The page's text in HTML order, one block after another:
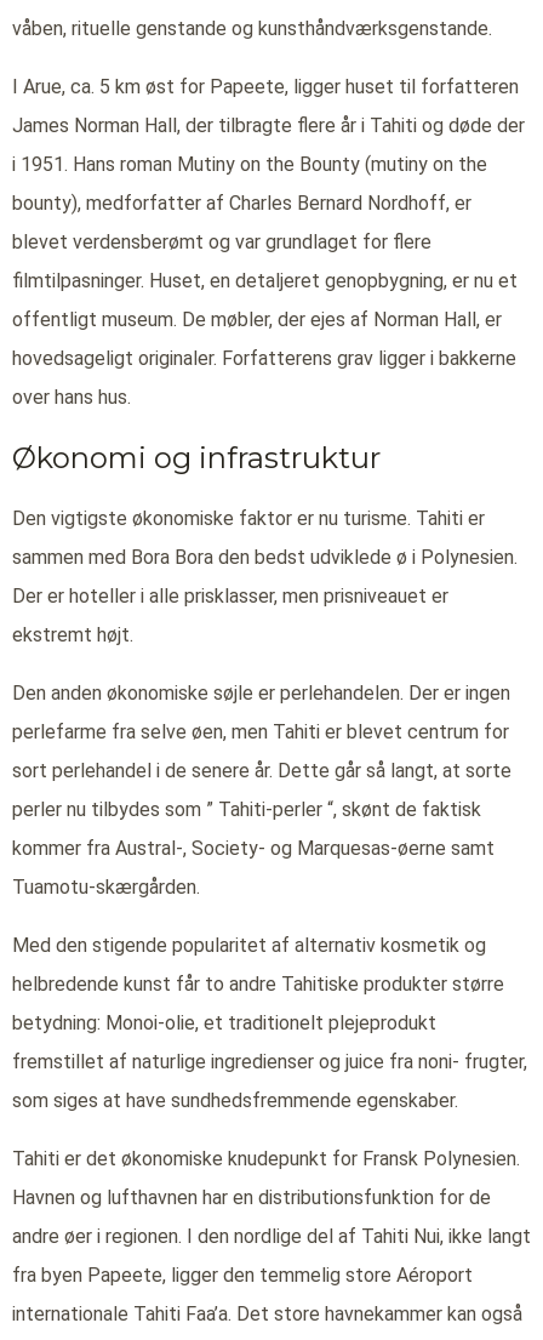
våben, rituelle genstande og kunsthåndværksgenstande.
I Arue, ca. 5 km øst for Papeete, ligger huset til forfatteren
James Norman Hall, der tilbragte flere år i Tahiti og døde der
i 1951. Hans roman Mutiny on the Bounty (mutiny on the
bounty), medforfatter af Charles Bernard Nordhoff, er
blevet verdensberømt og var grundlaget for flere
filmtilpasninger. Huset, en detaljeret genopbygning, er nu et
offentligt museum. De møbler, der ejes af Norman Hall, er
hovedsageligt originaler. Forfatterens grav ligger i bakkerne
over hans hus.
Økonomi og infrastruktur
Den vigtigste økonomiske faktor er nu turisme. Tahiti er
sammen med Bora Bora den bedst udviklede ø i Polynesien.
Der er hoteller i alle prisklasser, men prisniveauet er
ekstremt højt.
Den anden økonomiske søjle er perlehandelen. Der er ingen
perlefarme fra selve øen, men Tahiti er blevet centrum for
sort perlehandel i de senere år. Dette går så langt, at sorte
perler nu tilbydes som ” Tahiti-perler “, skønt de faktisk
kommer fra Austral-, Society- og Marquesas-øerne samt
Tuamotu-skærgården.
Med den stigende popularitet af alternativ kosmetik og
helbredende kunst får to andre Tahitiske produkter større
betydning: Monoi-olie, et traditionelt plejeprodukt
fremstillet af naturlige ingredienser og juice fra noni- frugter,
som siges at have sundhedsfremmende egenskaber.
Tahiti er det økonomiske knudepunkt for Fransk Polynesien.
Havnen og lufthavnen har en distributionsfunktion for de
andre øer i regionen. I den nordlige del af Tahiti Nui, ikke langt
fra byen Papeete, ligger den temmelig store Aéroport
internationale Tahiti Faa’a. Det store havnekammer kan også